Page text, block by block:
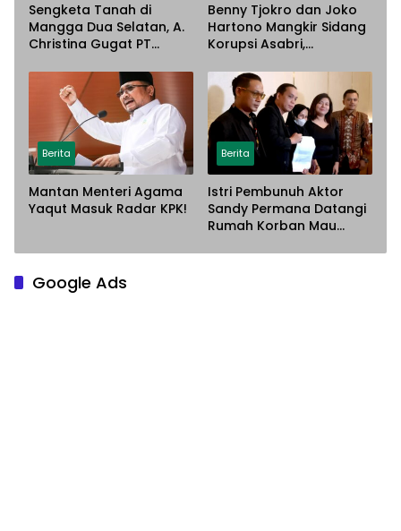
Sengketa Tanah di
Mangga Dua Selatan, A.
Christina Gugat PT
Dugaan Penyerobotan
Lahan
Benny Tjokro dan Joko
Hartono Mangkir Sidang
Korupsi Asabri,
Paksa
Berita
Mantan Menteri Agama
Yaqut Masuk Radar KPK!
Berita
Istri Pembunuh Aktor
Sandy Permana Datangi
Rumah Korban Mau
Google Ads